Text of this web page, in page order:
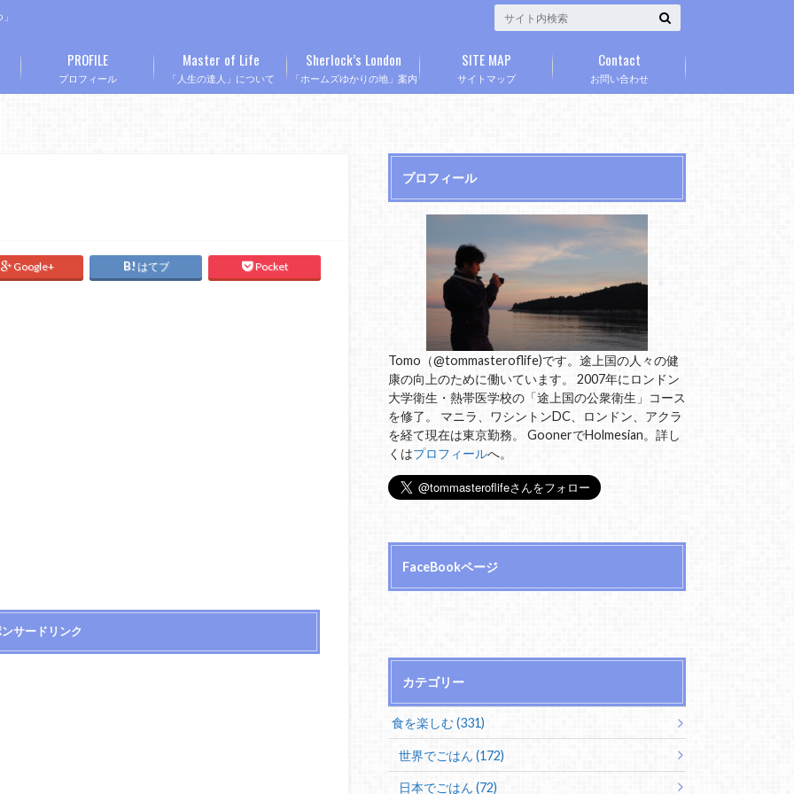
プロフィール
PROFILE
「人生の達人」について
Master of Life
「ホームズゆかりの地」案内
Sherlock’s London
サイトマップ
SITE MAP
お問い合わせ
Contact
Google+ はてブ Pocket
サードリンク
プロフィール
Tomo（@tommasteroflife)です。途上国の人々の健
康の向上のために働いています。 2007年にロンドン
大学衛生・熱帯医学校の「途上国の公衆衛生」コース
を修了。 マニラ、ワシントンDC、ロンドン、アクラ
を経て現在は東京勤務。 GoonerでHolmesian。詳し
くはプロフィールへ。
FaceBookページ
カテゴリー
食を楽しむ (331)
世界でごはん (172)
日本でごはん (72)